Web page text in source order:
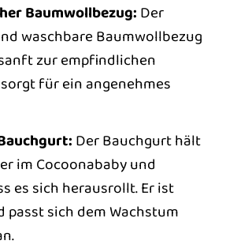
Baumwollbezug: Der
waschbare Baumwollbezug
zur empfindlichen
für ein angenehmes
Der Bauchgurt hält
im Cocoonababy und
es sich herausrollt. Er ist
sich dem Wachstum